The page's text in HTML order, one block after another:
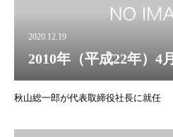
2020.12.19
2010年（平成22年）4月
秋山総一郎が代表取締役社長に就任